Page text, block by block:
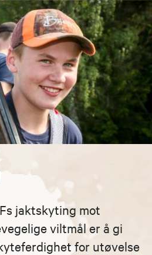
jaktskyting mot
viltmål er å gi
for utøvelse